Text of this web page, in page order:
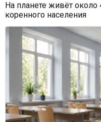
На планете живёт около
коренного населения